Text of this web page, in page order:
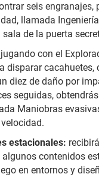
seis engranajes,
llamada
de la puerta
jugando con el
disparar cacahuetes,
diez de daño por
seguidas,
Maniobras
estacionales:
contenidos
en entornos y